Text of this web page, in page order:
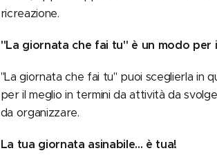
ricreazione.
"La giornata che fai tu" è un modo
"La giornata che fai tu" puoi sceglierla in
per il meglio in termini da attività da
da organizzare.
La tua giornata asinabile... è tua!